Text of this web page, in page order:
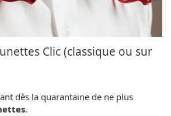
Clic (classique ou sur
dès la quarantaine de ne plus
.